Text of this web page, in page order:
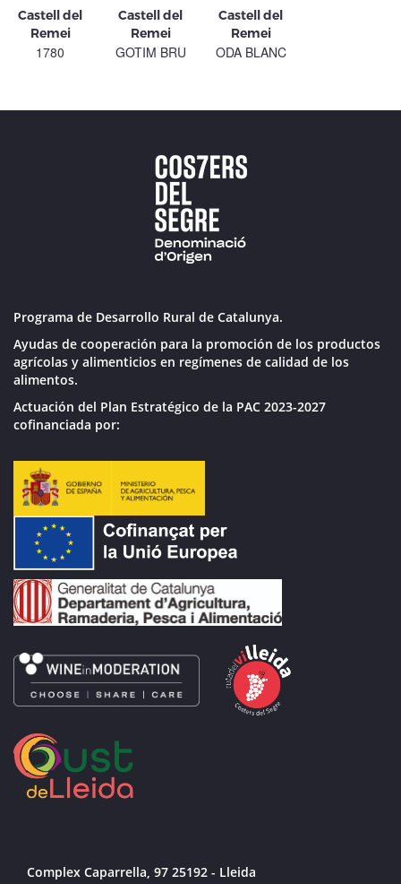
Castell del
Remei
1780
Castell del
Remei
GOTIM BRU
Castell del
Remei
ODA BLANC
Programa de Desarrollo Rural de Catalunya.
Ayudas de cooperación para la promoción de los productos
agrícolas y alimenticios en regímenes de calidad de los
alimentos.
Actuación del Plan Estratégico de la PAC 2023-2027
cofinanciada por:
Complex Caparrella, 97 25192 - Lleida